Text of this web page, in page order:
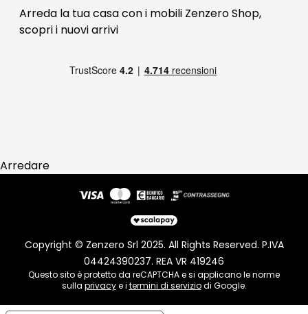
FAQ
Pagamenti
Arreda la tua casa con i mobili Zenzero Shop,
scopri i nuovi arrivi
Arredare
Copyright © Zenzero Srl 2025. All Rights Reserved. P.IVA
04424390237. REA VR 419246
Questo sito è protetto da reCAPTCHA e si applicano le norme
sulla privacye i termini di serviziodi Google.